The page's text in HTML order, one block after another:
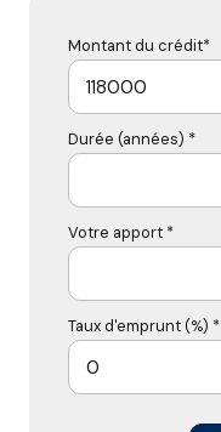
Montant du crédit*
Durée (années) *
Votre apport *
Taux d'emprunt (%) *